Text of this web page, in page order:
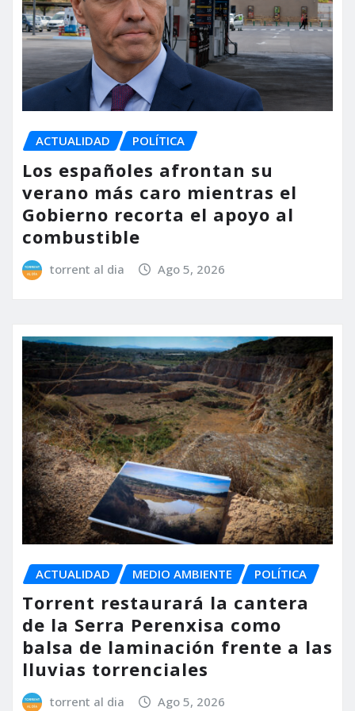
ACTUALIDAD POLÍTICA
Los españoles afrontan su
verano más caro mientras el
Gobierno recorta el apoyo al
combustible
torrent al dia Ago 5, 2026
ACTUALIDAD MEDIO AMBIENTE POLÍTICA
Torrent restaurará la cantera
de la Serra Perenxisa como
balsa de laminación frente a las
lluvias torrenciales
torrent al dia Ago 5, 2026